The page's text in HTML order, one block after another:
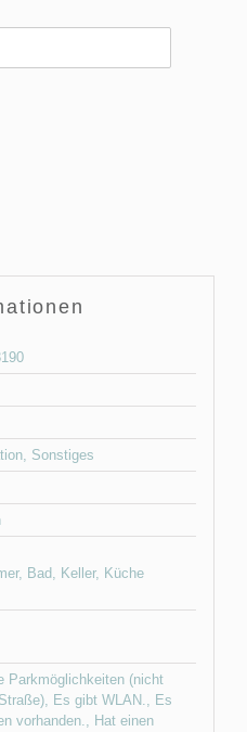
, Sonstiges
, Bad, Keller, Küche
Parkmöglichkeiten (nicht
, Es gibt WLAN., Es
vorhanden., Hat einen